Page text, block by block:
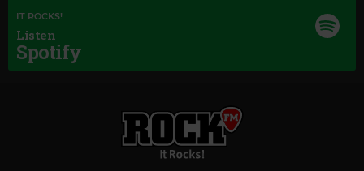
IT ROCKS!
Listen
Spotify